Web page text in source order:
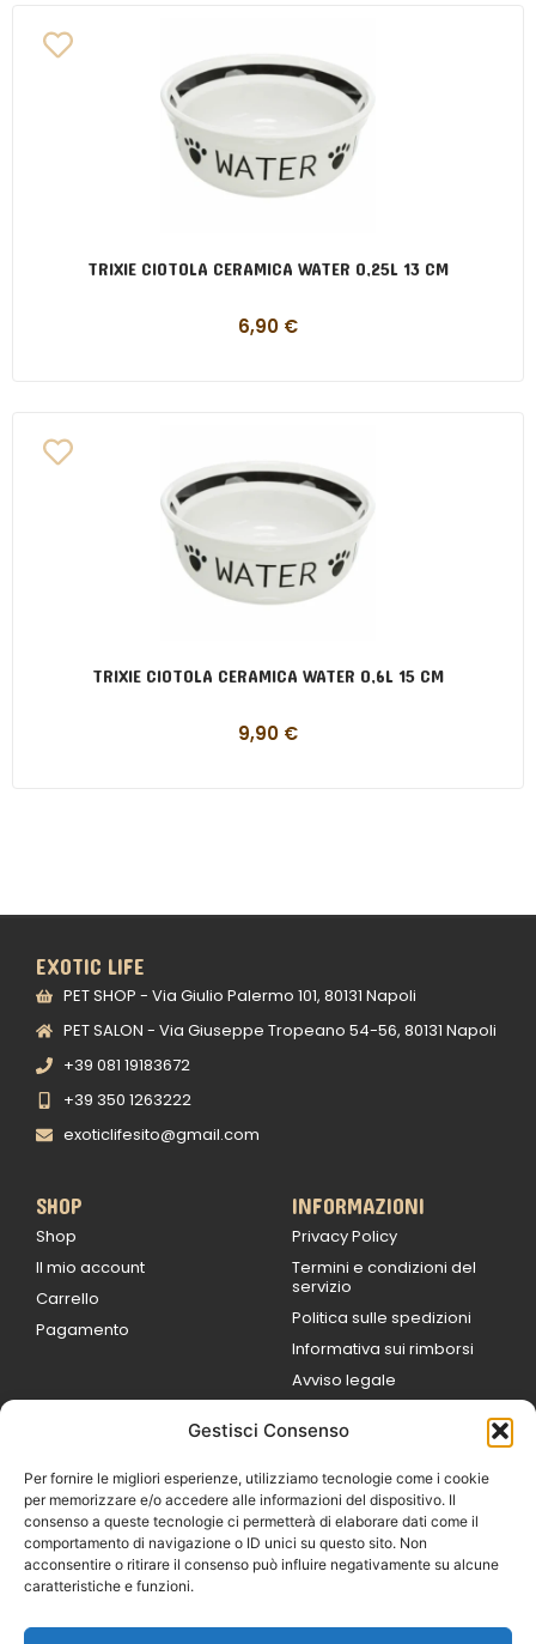
Gestisci Consenso
Per fornire le migliori esperienze, utilizziamo tecnologie come i cookie
per memorizzare e/o accedere alle informazioni del dispositivo. Il
consenso a queste tecnologie ci permetterà di elaborare dati come il
comportamento di navigazione o ID unici su questo sito. Non
acconsentire o ritirare il consenso può influire negativamente su alcune
caratteristiche e funzioni.
TRIXIE CIOTOLA CERAMICA WATER 0,25L 13 CM
6,90 €
TRIXIE CIOTOLA CERAMICA WATER 0,6L 15 CM
9,90 €
EXOTIC LIFE
PET SHOP - Via Giulio Palermo 101, 80131 Napoli
PET SALON - Via Giuseppe Tropeano 54-56, 80131 Napoli
+39 081 19183672
+39 350 1263222
exoticlifesito@gmail.com
SHOP
Shop
Il mio account
Carrello
Pagamento
INFORMAZIONI
Privacy Policy
Termini e condizioni del
servizio
Politica sulle spedizioni
Informativa sui rimborsi
Avviso legale
9:00
Sabato 09:00 /
14:00
16:30 /
Domenica